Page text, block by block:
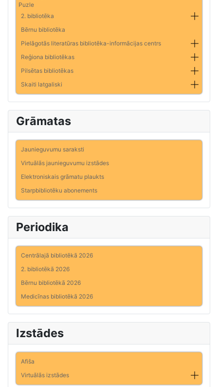
Puzle
2. bibliotēka
Bērnu bibliotēka
Pielāgotās literatūras bibliotēka-informācijas centrs
Reģiona bibliotēkas
Pilsētas bibliotēkas
Skaiti latgaliski
Grāmatas
Jaunieguvumu saraksti
Virtuālās jaunieguvumu izstādes
Elektroniskais grāmatu plaukts
Starpbibliotēku abonements
Periodika
Centrālajā bibliotēkā 2026
2. bibliotēkā 2026
Bērnu bibliotēkā 2026
Medicīnas bibliotēkā 2026
Izstādes
Afiša
Virtuālās izstādes